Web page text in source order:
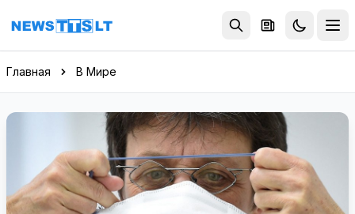
Перейти к содержимому
Главная В Мире